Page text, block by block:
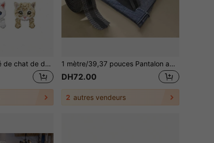
1 pièce Patch brodé de chat de dessin animé à appliquer au fer, autocollant décoratif en tissu pour vêtements, convient pour l'été, l'école 1 mètre/39,37 pouces Pantalon avec bords raccourcis, ruban adhésif, jambes de pantalon avec bords raccourcis, ruban adhésif, ourlet, ajustement de la longueur des vêtements par repassage, été, école
DH72.00
2 autres vendeurs